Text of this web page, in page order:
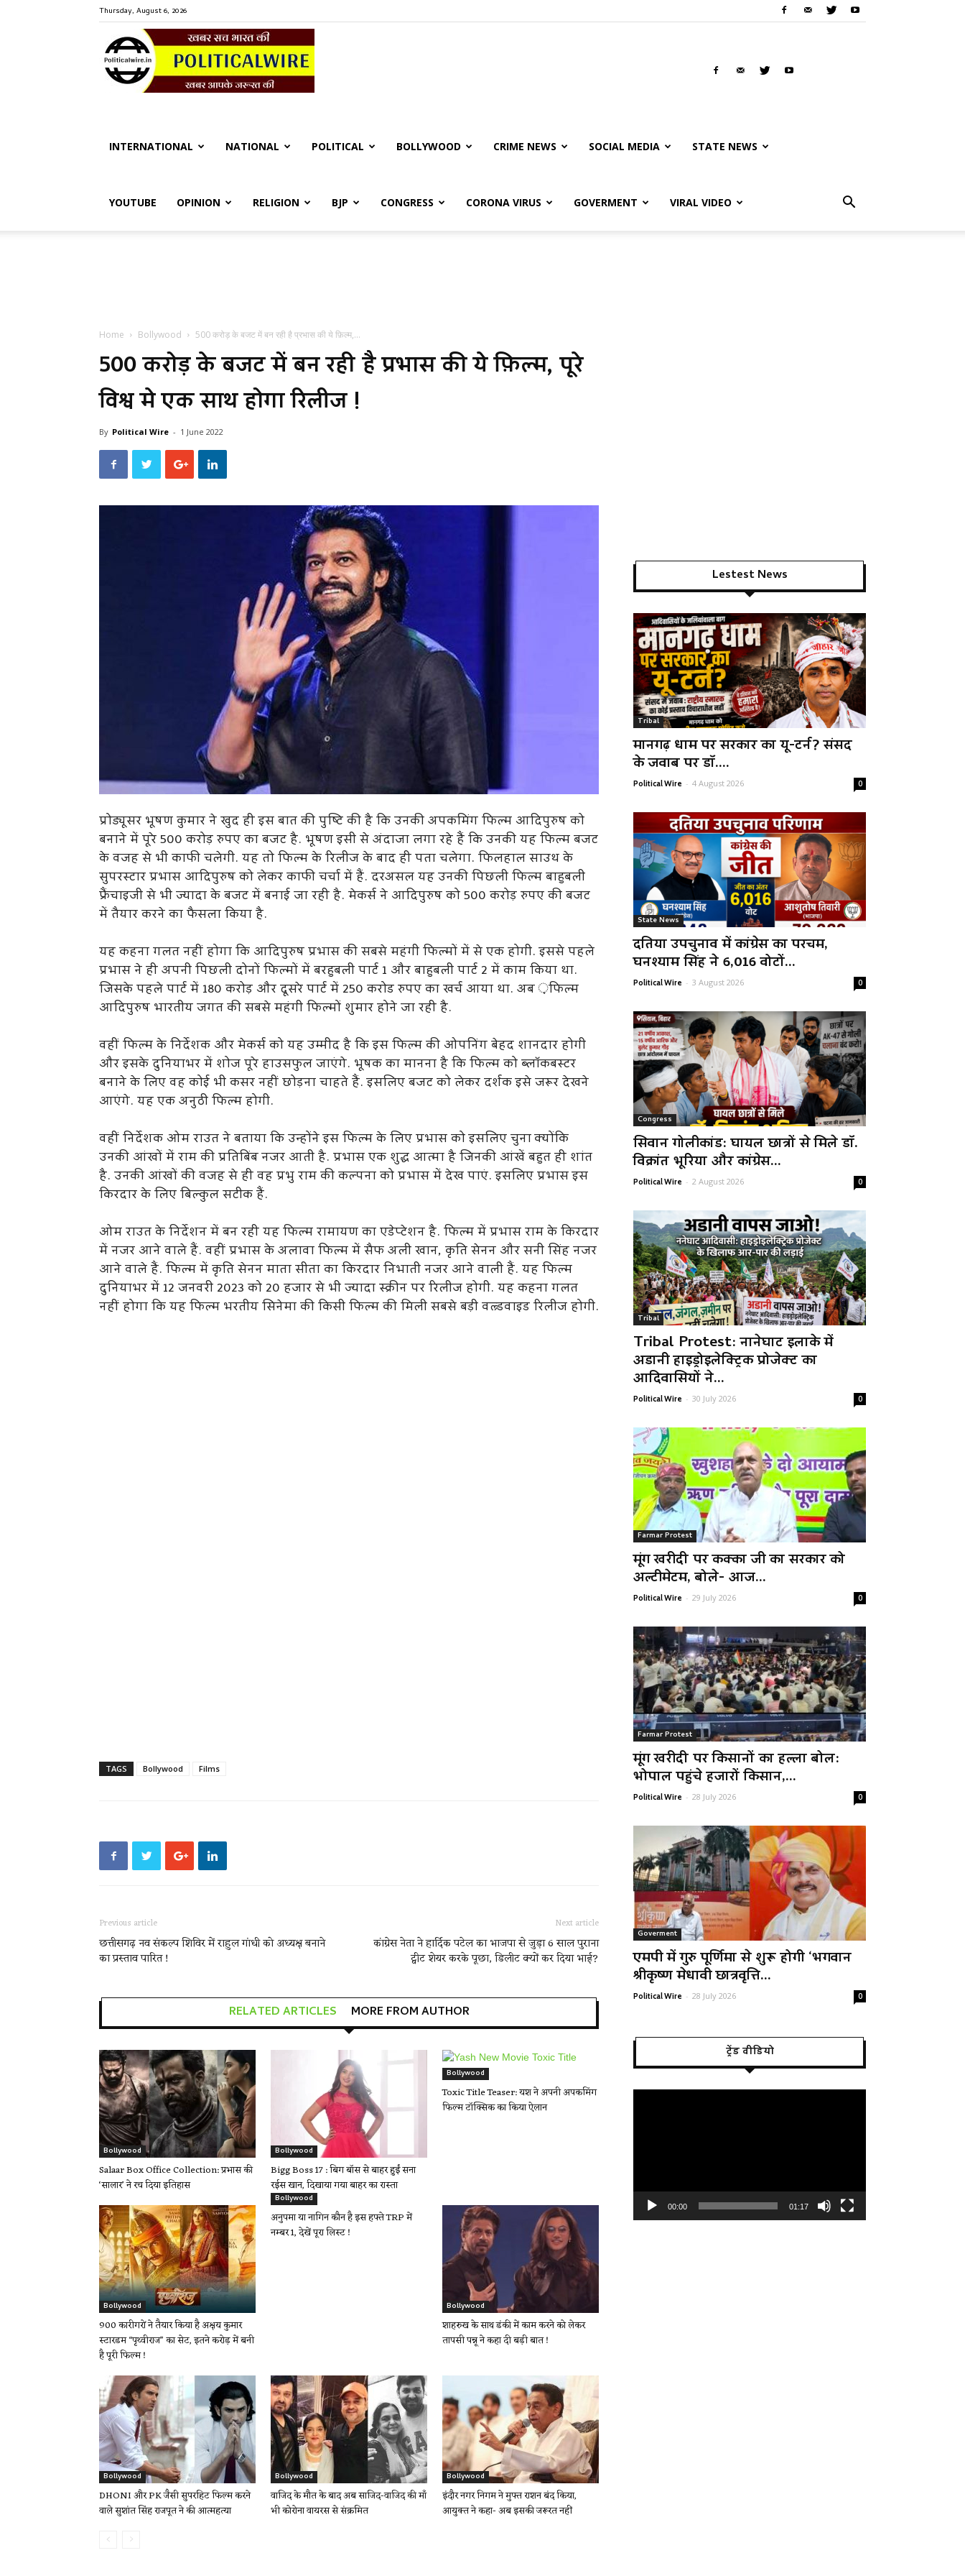
Thursday, August 6, 2026
INTERNATIONAL NATIONAL POLITICAL BOLLYWOOD CRIME NEWS SOCIAL MEDIA STATE NEWS
YOUTUBE OPINION RELIGION BJP CONGRESS CORONA VIRUS GOVERMENT VIRAL VIDEO
Home Bollywood 500 करोड़ के बजट में बन रही है प्रभास की ये फ़िल्म,...
500 करोड़ के बजट में बन रही है प्रभास की ये फ़िल्म, पूरे
विश्व मे एक साथ होगा रिलीज !
By Political Wire - 1 June 2022
प्रोड्यूसर भूषण कुमार ने खुद ही इस बात की पुष्टि की है कि उनकी अपकमिंग फिल्म आदिपुरुष को
बनाने में पूरे 500 करोड़ रुपए का बजट है. भूषण इसी से अंदाजा लगा रहे हैं कि उनकी यह फिल्म बजट
के वजह से भी काफी चलेगी. यह तो फिल्म के रिलीज के बाद ही पता चलेगा. फिलहाल साउथ के
सुपरस्टार प्रभास आदिपुरुष को लेकर काफी चर्चा में हैं. दरअसल यह उनकी पिछली फिल्म बाहुबली
फ्रैंचाइजी से भी ज्यादा के बजट में बनाई जा रही है. मेकर्स ने आदिपुरुष को 500 करोड़ रुपए की बजट
में तैयार करने का फैसला किया है.
यह कहना गलत नहीं होगा कि आदिपुरुष प्रभास की सबसे महंगी फिल्मों में से एक होगी. इससे पहले
प्रभास ने ही अपनी पिछली दोनों फिल्मों में बरहुबली पार्ट 1 और बाहुबली पार्ट 2 में काम किया था.
जिसके पहले पार्ट में 180 करोड़ और दूसरे पार्ट में 250 करोड रुपए का खर्च आया था. अब ़फिल्म
आदिपुरुष भारतीय जगत की सबसे महंगी फिल्मों शुमार होने जा रही है.
वहीं फिल्म के निर्देशक और मेकर्स को यह उम्मीद है कि इस फिल्म की ओपनिंग बेहद शानदार होगी
और इसके दुनियाभर में शोज पूरे हाउसफुल जाएंगे. भूषक का मानना है कि फिल्म को ब्लाॅकबस्टर
बनाने के लिए वह कोई भी कसर नहीं छोड़ना चाहते हैं. इसलिए बजट को लेकर दर्शक इसे जरूर देखने
आएंगे. यह एक अनुठी फिल्म होगी.
वहीं निर्देशक ओम राउत ने बताया कि उन्होंने इस फिल्म के लिए प्रभास को इसलिए चुना क्योंकि
उनकी आंखों में राम की प्रतिबिंब नजर आती है. प्रभास एक शुद्ध आत्मा है जिनकी आंखें बहुत ही शांत
है. उनकी आंखों की वजह से ही वह प्रभु राम की कल्पना को प्रभास में देख पाएं. इसलिए प्रभास इस
किरदार के लिए बिल्कुल सटीक हैं.
ओम राउत के निर्देशन में बन रही यह फिल्म रामायण का एडेप्टेशन है. फिल्म में प्रभास राम के किरदार
में नजर आने वाले हैं. वहीं प्रभास के अलावा फिल्म में सैफ अली खान, कृति सेनन और सनी सिंह नजर
आने वाले हैं. फिल्म में कृति सेनन माता सीता का किरदार निभाती नजर आने वाली हैं. यह फिल्म
दुनियाभर में 12 जनवरी 2023 को 20 हजार से भी ज्यादा स्क्रीन पर रिलीज होगी. यह कहना गलत
नहीं होगा कि यह फिल्म भरतीय सिनेमा की किसी फिल्म की मिली सबसे बड़ी वल्र्डवाइड रिलीज होगी.
TAGS Bollywood Films
Previous article
छत्तीसगढ़ नव संकल्प शिविर में राहुल गांधी को अध्यक्ष बनाने
का प्रस्ताव पारित !
Next article
कांग्रेस नेता ने हार्दिक पटेल का भाजपा से जुड़ा 6 साल पुराना
ट्वीट शेयर करके पूछा, डिलीट क्यों कर दिया भाई?
RELATED ARTICLES MORE FROM AUTHOR
Bollywood
Salaar Box Office Collection: प्रभास की
‘सालार’ ने रच दिया इतिहास
Bollywood
Bigg Boss 17 : बिग बॉस से बाहर हुईं सना
रईस खान, दिखाया गया बाहर का रास्ता
Bollywood
Toxic Title Teaser: यश ने अपनी अपकमिंग
फिल्म टॉक्सिक का किया ऐलान
Bollywood
900 कारीगरों ने तैयार किया है अक्षय कुमार
स्टारडम “पृथ्वीराज” का सेट, इतने करोड़ में बनी
है पूरी फिल्म !
Bollywood
अनुपमा या नागिन कौन है इस हफ्ते TRP में
नम्बर 1, देखें पूरा लिस्ट !
Bollywood
शाहरुख के साथ डंकी में काम करने को लेकर
तापसी पन्नू ने कहा दी बड़ी बात !
Bollywood
DHONI और PK जैसी सुपरहिट फिल्म करने
वाले सुशांत सिंह राजपूत ने की आत्महत्या
Bollywood
वाजिद के मौत के बाद अब साजिद-वाजिद की माँ
भी कोरोना वायरस से संक्रमित
Bollywood
इंदौर नगर निगम ने मुफ्त राशन बंद किया,
आयुक्त ने कहा- अब इसकी जरूरत नहीं
Lestest News
Tribal
मानगढ़ धाम पर सरकार का यू-टर्न? संसद
के जवाब पर डॉ....
Political Wire - 4 August 2026 0
State News
दतिया उपचुनाव में कांग्रेस का परचम,
घनश्याम सिंह ने 6,016 वोटों...
Political Wire - 3 August 2026 0
Congress
सिवान गोलीकांड: घायल छात्रों से मिले डॉ.
विक्रांत भूरिया और कांग्रेस...
Political Wire - 2 August 2026 0
Tribal
Tribal Protest: नानेघाट इलाके में
अडानी हाइड्रोइलेक्ट्रिक प्रोजेक्ट का
आदिवासियों ने...
Political Wire - 30 July 2026 0
Farmar Protest
मूंग खरीदी पर कक्का जी का सरकार को
अल्टीमेटम, बोले- आज...
Political Wire - 29 July 2026 0
Farmar Protest
मूंग खरीदी पर किसानों का हल्ला बोल:
भोपाल पहुंचे हजारों किसान,...
Political Wire - 28 July 2026 0
Goverment
एमपी में गुरु पूर्णिमा से शुरू होगी ‘भगवान
श्रीकृष्ण मेधावी छात्रवृत्ति...
Political Wire - 28 July 2026 0
ट्रेंड वीडियो
00:00 01:17